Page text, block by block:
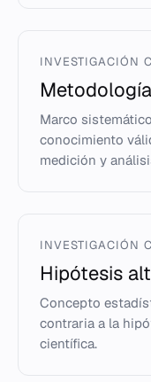
INVESTIGACIÓN
Marco
conocimiento
medición y
INVESTIGACIÓN
Hipótesis
Concepto
contraria a la
científica.